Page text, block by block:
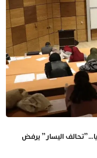
درهم سنويا…”تحالف اليسار” يرفض